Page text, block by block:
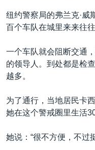
GEN Z 看美国
纽约警察局的弗兰克·威
百个车队在城里来来往
一个车队就会阻断交通
的领导人。到处都是检
越多。
为了通行，当地居民卡
她在这个警戒圈里生活30
她说：“很不方便，不过